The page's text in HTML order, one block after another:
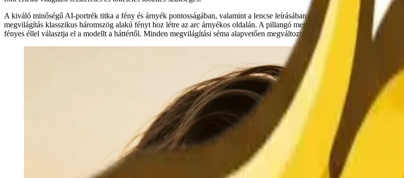
A kiváló minőségű AI-portrék titka a fény és árnyék pontosságában, valamint a lencse leírásában rejlik. Ne írja csak azt, hogy
megvilágítás klasszikus háromszög alakú fényt hoz létre az arc árnyékos oldalán. A pillangó megvilágítás finom árnyékot vet
fényes éllel választja el a modellt a háttértől. Minden megvilágítási séma alapvetően megváltoztatja a végső kép érzelmi